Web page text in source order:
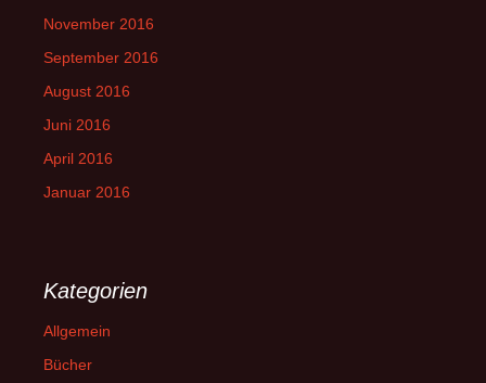
November 2016
September 2016
August 2016
Juni 2016
April 2016
Januar 2016
Kategorien
Allgemein
Bücher